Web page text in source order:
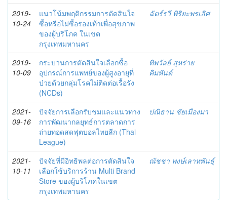
2019-
10-24
แนวโน้มพฤติกรรมการตัดสินใจ
ซื้อหรือไม่ซื้อรองเท้าเพื่อสุขภาพ
ของผู้บริโภค ในเขต
กรุงเทพมหานคร
ฉัตร์รวี พิริยะพรเลิศ
2019-
10-09
กระบวนการตัดสินใจเลือกซื้อ
อุปกรณ์การแพทย์ของผู้สูงอายุที่
ป่วยด้วยกลุ่มโรคไม่ติดต่อเรื้อรัง
(NCDs)
ทิพวัลย์ สุหร่าย
คิมหันต์
2021-
09-16
ปัจจัยการเลือกรับชมและแนวทาง
การพัฒนากลยุทธ์การตลาดการ
ถ่ายทอดสดฟุตบอลไทยลีก (Thai
League)
ปณิธาน ชัยเมืองมา
2021-
10-11
ปัจจัยที่มีอิทธิพลต่อการตัดสินใจ
เลือกใช้บริการร้าน Multi Brand
Store ของผู้บริโภคในเขต
กรุงเทพมหานคร
ณัชชา พงษ์เลาหพันธุ์